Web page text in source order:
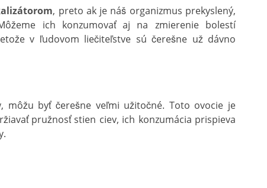
, preto ak je náš organizmus prekyslený,
ich konzumovať aj na zmierenie bolestí
v ľudovom liečiteľstve sú čerešne už dávno
môžu byť čerešne veľmi užitočné. Toto ovocie je
pružnosť stien ciev, ich konzumácia prispieva